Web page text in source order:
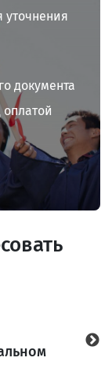
уточнения
документа